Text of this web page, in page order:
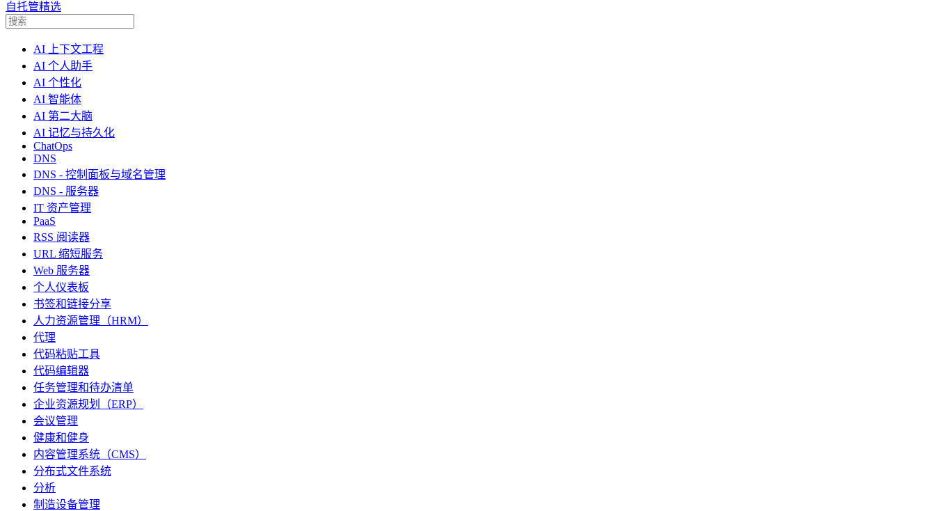
自托管精选
AI 上下文工程
AI 个人助手
AI 个性化
AI 智能体
AI 第二大脑
AI 记忆与持久化
ChatOps
DNS
DNS - 控制面板与域名管理
DNS - 服务器
IT 资产管理
PaaS
RSS 阅读器
URL 缩短服务
Web 服务器
个人仪表板
书签和链接分享
人力资源管理（HRM）
代理
代码粘贴工具
代码编辑器
任务管理和待办清单
企业资源规划（ERP）
会议管理
健康和健身
内容管理系统（CMS）
分布式文件系统
分析
制造设备管理